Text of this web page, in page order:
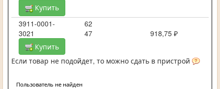
Купить
3911-0001-
3021
62
47
918,75 ₽
Купить
Если товар не подойдет, то можно сдать в пристрой
Пользователь не найден